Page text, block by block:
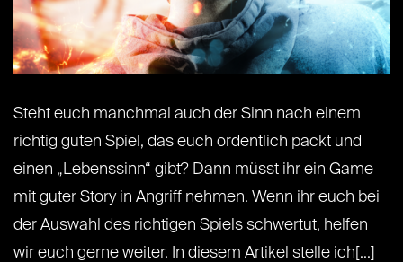
Steht euch manchmal auch der Sinn nach einem
richtig guten Spiel, das euch ordentlich packt und
einen „Lebenssinn“ gibt? Dann müsst ihr ein Game
mit guter Story in Angriff nehmen. Wenn ihr euch bei
der Auswahl des richtigen Spiels schwertut, helfen
wir euch gerne weiter. In diesem Artikel stelle ich[...]